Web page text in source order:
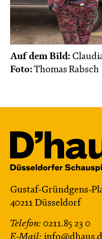
Auf dem Bild:
Foto:Thomas Rabsch
Gustaf-Gründgens-
40211 Düsseldorf
Telefon: 0211.85 23 0